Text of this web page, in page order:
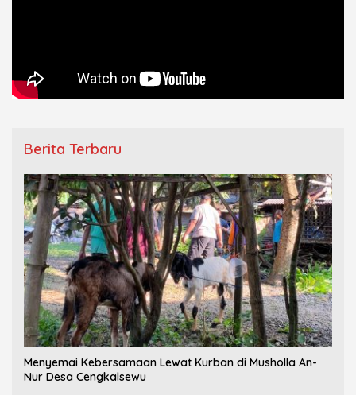
Berita Terbaru
Menyemai Kebersamaan Lewat Kurban di Musholla An-
Nur Desa Cengkalsewu